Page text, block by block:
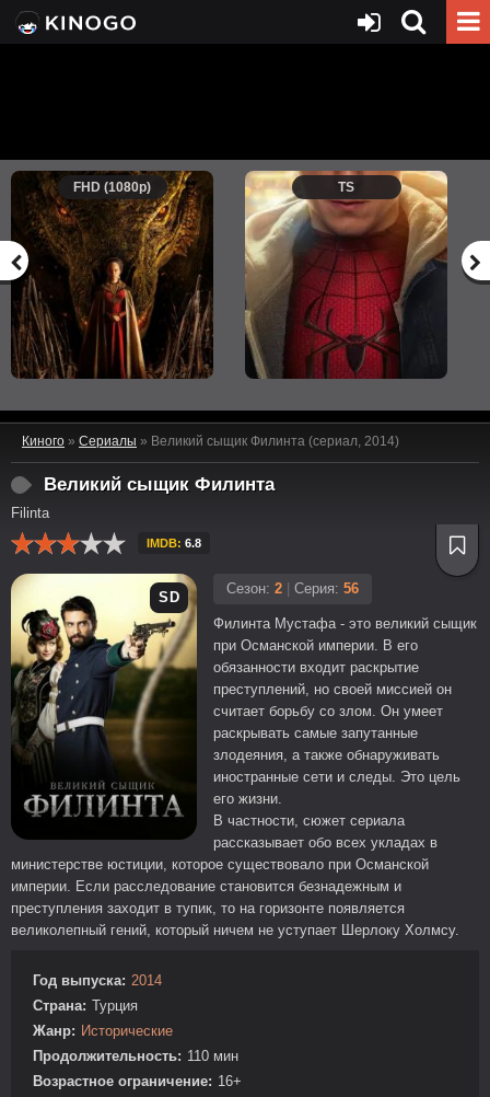
FHD (1080p) TS
Киного » Сериалы » Великий сыщик Филинта (сериал, 2014)
Великий сыщик Филинта
Filinta
IMDB: 6.8
SD
Сезон: 2 Серия: 56
Филинта Мустафа - это великий сыщик
при Османской империи. В его
обязанности входит раскрытие
преступлений, но своей миссией он
считает борьбу со злом. Он умеет
раскрывать самые запутанные
злодеяния, а также обнаруживать
иностранные сети и следы. Это цель
его жизни.
В частности, сюжет сериала
рассказывает обо всех укладах в
министерстве юстиции, которое существовало при Османской
империи. Если расследование становится безнадежным и
преступления заходит в тупик, то на горизонте появляется
великолепный гений, который ничем не уступает Шерлоку Холмсу.
Год выпуска: 2014
Страна: Турция
Жанр: Исторические
Продолжительность: 110 мин
Возрастное ограничение: 16+